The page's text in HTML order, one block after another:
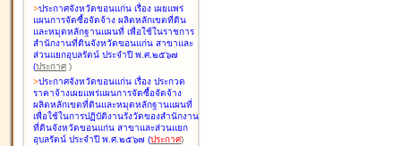
>ประกาศจังหวัดขอนแก่น เรื่อง เผยแพร่
แผนการจัดซื้อจัดจ้าง ผลิตหลักเขตที่ดิน
และหมุดหลักฐานแผนที่ เพื่อใช้ในราชการ
สำนักงานที่ดินจังหวัดขอนแก่น สาขาและ
ส่วนแยกอุบลรัตน์ ประจำปี พ.ศ.๒๕๖๗
(ประกาศ )
>ประกาศจังหวัดขอนแก่น เรื่อง ประกวด
ราคาจ้างเผยแพร่แผนการจัดซื้อจัดจ้าง
ผลิตหลักเขตที่ดินและหมุดหลักฐานแผนที่
เพื่อใช้ในการปฏิบัติงานรังวัดของสำนักงาน
ที่ดินจังหวัดขอนแก่น สาขาและส่วนแยก
อุบลรัตน์ ประจำปี พ.ศ.๒๕๖๗ (ประกาศ)